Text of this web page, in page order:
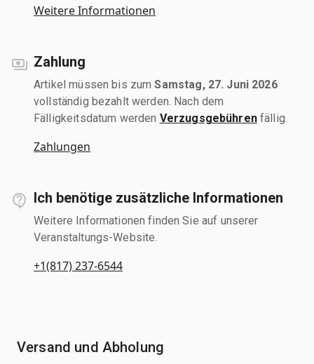
Weitere Informationen
Zahlung
Artikel müssen bis zumSamstag, 27. Juni 2026
vollständig bezahlt werden. Nach dem
Fälligkeitsdatum werden Verzugsgebührenfällig.
Zahlungen
Ich benötige zusätzliche Informationen
Weitere Informationen finden Sie auf unserer
Veranstaltungs-Website.
+1(817) 237-6544
Versand und Abholung